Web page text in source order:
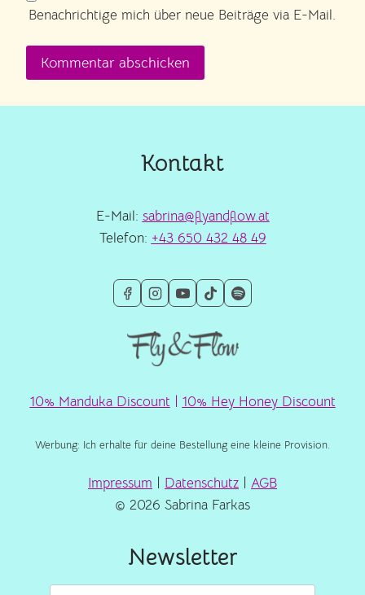
Benachrichtige mich über neue Beiträge via E-Mail.
Kontakt
E-Mail: sabrina@flyandflow.at
Telefon: +43 650 432 48 49
10% Manduka Discount 10% Hey Honey Discount
Werbung: Ich erhalte für deine Bestellung eine kleine Provision.
Impressum Datenschutz
AGB
© 2026 Sabrina Farkas
Newsletter